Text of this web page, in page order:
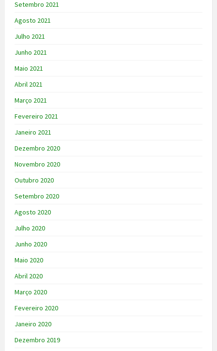
Setembro 2021
Agosto 2021
Julho 2021
Junho 2021
Maio 2021
Abril 2021
Março 2021
Fevereiro 2021
Janeiro 2021
Dezembro 2020
Novembro 2020
Outubro 2020
Setembro 2020
Agosto 2020
Julho 2020
Junho 2020
Maio 2020
Abril 2020
Março 2020
Fevereiro 2020
Janeiro 2020
Dezembro 2019